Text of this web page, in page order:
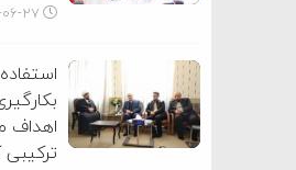
۱۴۰۳-
اهداف
ترکیبی